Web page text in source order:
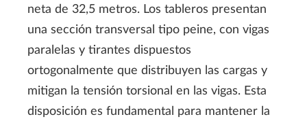
neta de 32,5 metros. Los tableros presentan
una sección transversal tipo peine, con vigas
paralelas y tirantes dispuestos
ortogonalmente que distribuyen las cargas y
mitigan la tensión torsional en las vigas. Esta
disposición es fundamental para mantener la